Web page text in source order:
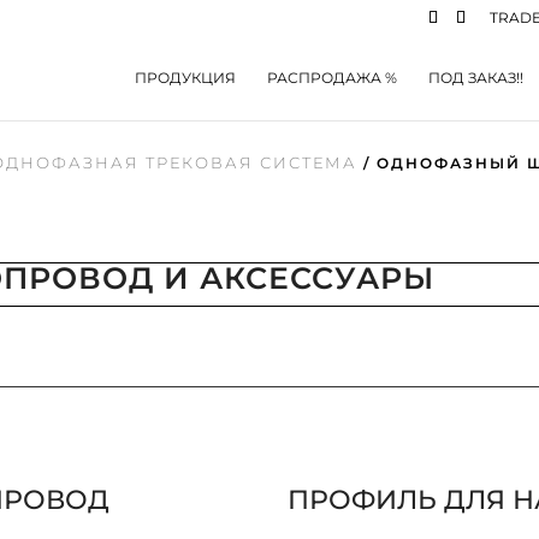
ПРОДУКЦИЯ РАСПРОДАЖА % ПОД ЗАКАЗ!!
ТРЕКОВАЯ СИСТЕМА / ОДНОФАЗНЫЙ
И АКСЕССУАРЫ
ПРОФИЛЬ ДЛЯ